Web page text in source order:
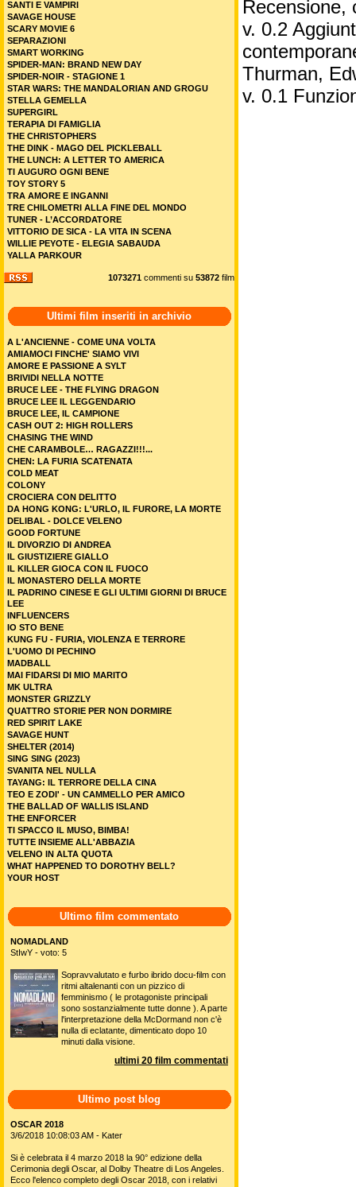
Recensione,
v. 0.2
Thurman,
v. 0.1
SANTI E VAMPIRI
SAVAGE HOUSE
SCARY MOVIE 6
SEPARAZIONI
SMART WORKING
SPIDER-MAN: BRAND NEW DAY
SPIDER-NOIR - STAGIONE 1
STAR WARS: THE MANDALORIAN AND GROGU
STELLA GEMELLA
SUPERGIRL
TERAPIA DI FAMIGLIA
THE CHRISTOPHERS
THE DINK - MAGO DEL PICKLEBALL
THE LUNCH: A LETTER TO AMERICA
TI AUGURO OGNI BENE
TOY STORY 5
TRA AMORE E INGANNI
TRE CHILOMETRI ALLA FINE DEL MONDO
TUNER - L’ACCORDATORE
VITTORIO DE SICA - LA VITA IN SCENA
WILLIE PEYOTE - ELEGIA SABAUDA
YALLA PARKOUR
1073271 commenti su 53872 film
Ultimi film inseriti in archivio
A L'ANCIENNE - COME UNA VOLTA
AMIAMOCI FINCHE' SIAMO VIVI
AMORE E PASSIONE A SYLT
BRIVIDI NELLA NOTTE
BRUCE LEE - THE FLYING DRAGON
BRUCE LEE IL LEGGENDARIO
BRUCE LEE, IL CAMPIONE
CASH OUT 2: HIGH ROLLERS
CHASING THE WIND
CHE CARAMBOLE… RAGAZZI!!!...
CHEN: LA FURIA SCATENATA
COLD MEAT
COLONY
CROCIERA CON DELITTO
DA HONG KONG: L'URLO, IL FURORE, LA MORTE
DELIBAL - DOLCE VELENO
GOOD FORTUNE
IL DIVORZIO DI ANDREA
IL GIUSTIZIERE GIALLO
IL KILLER GIOCA CON IL FUOCO
IL MONASTERO DELLA MORTE
IL PADRINO CINESE E GLI ULTIMI GIORNI DI BRUCE
LEE
INFLUENCERS
IO STO BENE
KUNG FU - FURIA, VIOLENZA E TERRORE
L'UOMO DI PECHINO
MADBALL
MAI FIDARSI DI MIO MARITO
MK ULTRA
MONSTER GRIZZLY
QUATTRO STORIE PER NON DORMIRE
RED SPIRIT LAKE
SAVAGE HUNT
SHELTER (2014)
SING SING (2023)
SVANITA NEL NULLA
TAYANG: IL TERRORE DELLA CINA
TEO E ZODI' - UN CAMMELLO PER AMICO
THE BALLAD OF WALLIS ISLAND
THE ENFORCER
TI SPACCO IL MUSO, BIMBA!
TUTTE INSIEME ALL'ABBAZIA
VELENO IN ALTA QUOTA
WHAT HAPPENED TO DOROTHY BELL?
YOUR HOST
Ultimo film commentato
NOMADLAND
StIwY - voto: 5
Sopravvalutato e furbo ibrido docu-film con
ritmi altalenanti con un pizzico di
femminismo ( le protagoniste principali
sono sostanzialmente tutte donne ). A parte
l'interpretazione della McDormand non c'è
nulla di eclatante, dimenticato dopo 10
minuti dalla visione.
ultimi 20 film commentati
Ultimo post blog
OSCAR 2018
3/6/2018 10:08:03 AM - Kater
Si è celebrata il 4 marzo 2018 la 90° edizione della
Cerimonia degli Oscar, al Dolby Theatre di Los Angeles.
Ecco l'elenco completo degli Oscar 2018, con i relativi